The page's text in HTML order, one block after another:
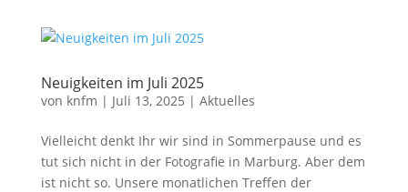
Neuigkeiten im Juli 2025
von knfm | Juli 13, 2025 | Aktuelles
Vielleicht denkt Ihr wir sind in Sommerpause und es
tut sich nicht in der Fotografie in Marburg. Aber dem
ist nicht so. Unsere monatlichen Treffen der